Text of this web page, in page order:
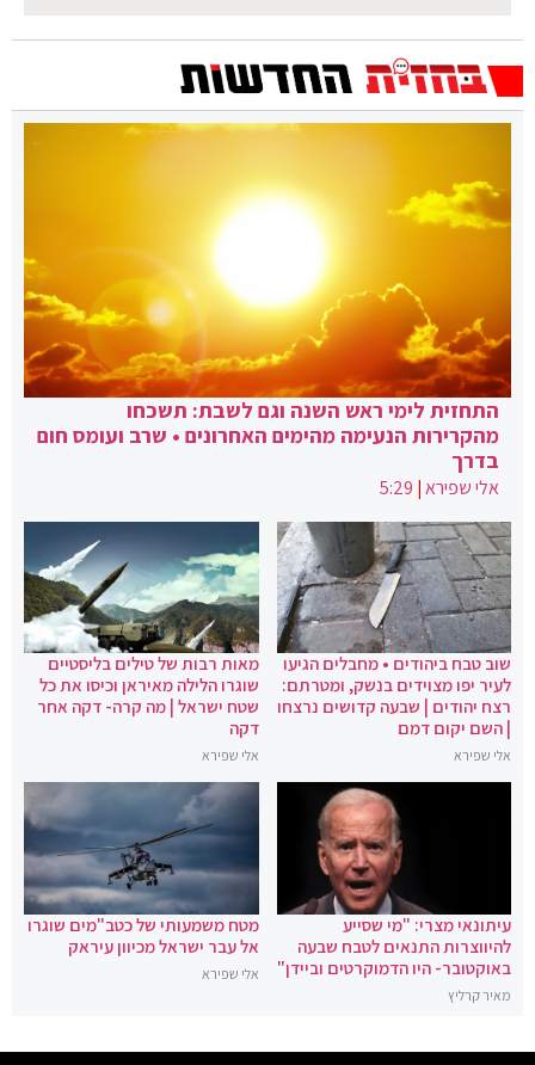
התחזית לימי ראש השנה וגם לשבת: תשכחו
מהקרירות הנעימה מהימים האחרונים • שרב ועומס חום
בדרך
אלי שפירא|
5:29
שוב טבח ביהודים • מחבלים הגיעו
לעיר יפו מצוידים בנשק, ומטרתם:
רצח יהודים | שבעה קדושים נרצחו
| השם יקום דמם
אלי שפירא
מאות רבות של טילים בליסטיים
שוגרו הלילה מאיראן וכיסו את כל
שטח ישראל | מה קרה- דקה אחר
דקה
אלי שפירא
עיתונאי מצרי: "מי שסייע
להיווצרות התנאים לטבח שבעה
באוקטובר- היו הדמוקרטים וביידן"
מאיר קרליץ
מטח משמעותי של כטב"מים שוגרו
אל עבר ישראל מכיוון עיראק
אלי שפירא